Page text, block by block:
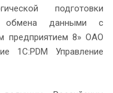
подготовки
обмена данными с
предприятием 8» ОАО
1С:PDM Управление